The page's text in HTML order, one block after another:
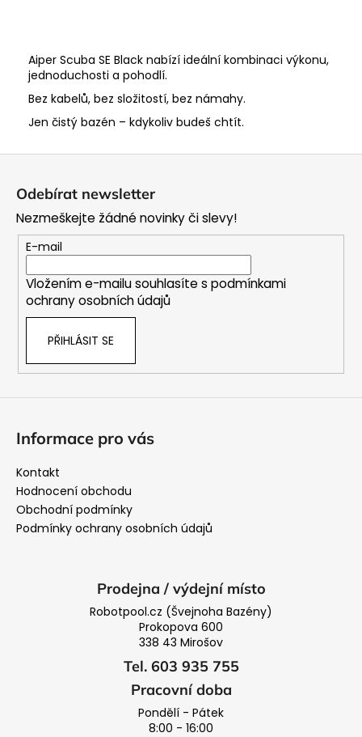
Aiper Scuba SE Black nabízí ideální kombinaci výkonu,
jednoduchosti a pohodlí.
Bez kabelů, bez složitostí, bez námahy.
Jen čistý bazén – kdykoliv budeš chtít.
Odebírat newsletter
Nezmeškejte žádné novinky či slevy!
E-mail
Vložením e-mailu souhlasíte s podmínkami
ochrany osobních údajů
PŘIHLÁSIT SE
Informace pro vás
Kontakt
Hodnocení obchodu
Obchodní podmínky
Podmínky ochrany osobních údajů
Prodejna / výdejní místo
Robotpool.cz (Švejnoha Bazény)
Prokopova 600
338 43 Mirošov
Tel. 603 935 755
Pracovní doba
Pondělí - Pátek
8:00 - 16:00